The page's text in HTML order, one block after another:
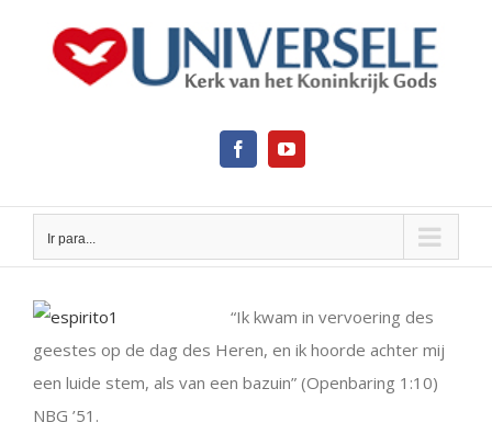
FacebookYouTube
Ir para...
Larger
Image
“Ik kwam in vervoering des
geestes op de dag des Heren, en ik hoorde achter mij
een luide stem, als van een bazuin” (Openbaring 1:10)
NBG ’51.